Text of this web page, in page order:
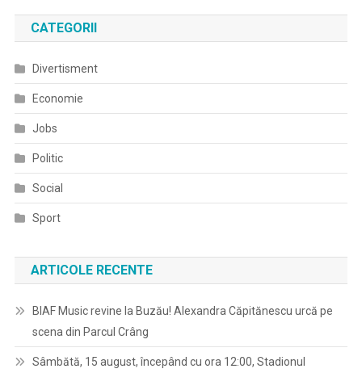
CATEGORII
Divertisment
Economie
Jobs
Politic
Social
Sport
ARTICOLE RECENTE
BIAF Music revine la Buzău! Alexandra Căpitănescu urcă pe
scena din Parcul Crâng
Sâmbătă, 15 august, începând cu ora 12:00, Stadionul